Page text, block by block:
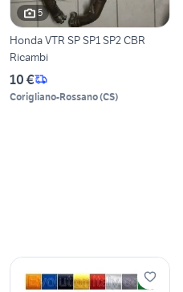
5
Honda VTR SP SP1 SP2 CBR
Ricambi
10 €
Corigliano-Rossano(CS)